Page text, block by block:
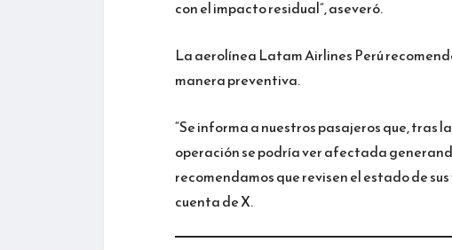
con el impacto residual”, aseveró.
La aerolínea Latam Airlines Perú
manera preventiva.
“Se informa a nuestros pasajeros que, tras
operación se podría ver afectada
recomendamos que revisen el estado de
cuenta de X.